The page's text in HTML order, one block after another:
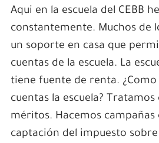
Aqui en la escuela del CEBB
constantemente. Muchos de
un soporte en casa que
cuentas de la escuela. La
tiene fuente de renta. ¿Como
cuentas la escuela?
méritos. Hacemos campañas
captación del impuesto